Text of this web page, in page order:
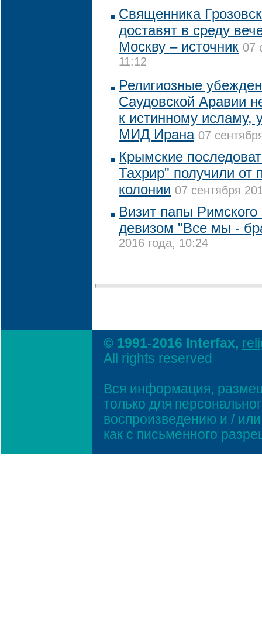
Священника
доставят в среду
Москву – источник 07
11:12
Религиозные
Саудовской Аравии
к истинному исламу,
МИД Ирана 07
Крымские
Тахрир" получили от
колонии 07 сентября
Визит папы
девизом "Все мы -
2016 года, 10:24
© 1991-2016 Interfax,
All rights reserved
Вся информация,
только для
воспроизведению и /
как с письменного